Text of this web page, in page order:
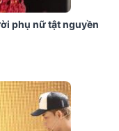
phụ nữ tật nguyền